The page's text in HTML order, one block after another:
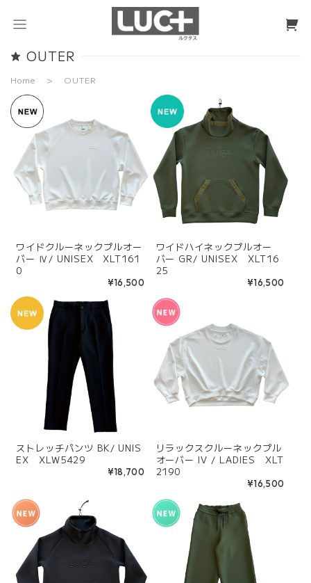
OUTER
Home OUTER
ワイドクルーネックプルオー
バー Ⅳ/ UNISEX XLT161
0
¥16,500
ワイドハイネックプルオー
バー GR/ UNISEX XLT16
25
¥16,500
ストレッチパンツ BK/ UNIS
EX XLW5429
¥18,700
リラックスクルーネックプル
オーバー IV / LADIES XLT
2190
¥16,500